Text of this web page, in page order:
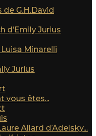
G.H.David
d’Emily Jurius
Minarelli
Jurius
vous êtes...
Allard d’Adelsky...